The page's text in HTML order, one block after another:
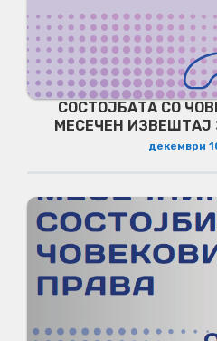
СОСТОЈБАТА СО
МЕСЕЧЕН ИЗВЕШТАЈ
декември